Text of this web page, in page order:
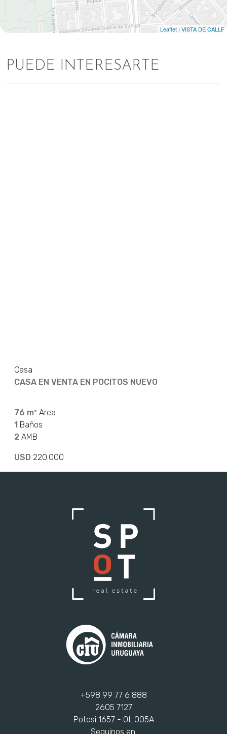
Leaflet | VISTA DE CALLE
PUEDE INTERESARTE
Casa
CASA EN VENTA EN POCITOS NUEVO
76 m² Area
1 Baños
2 AMB
USD 220.000
+598 99 77 6 888
2605 7127
Potosi 1657 - Of. 005A
Seguinos en: